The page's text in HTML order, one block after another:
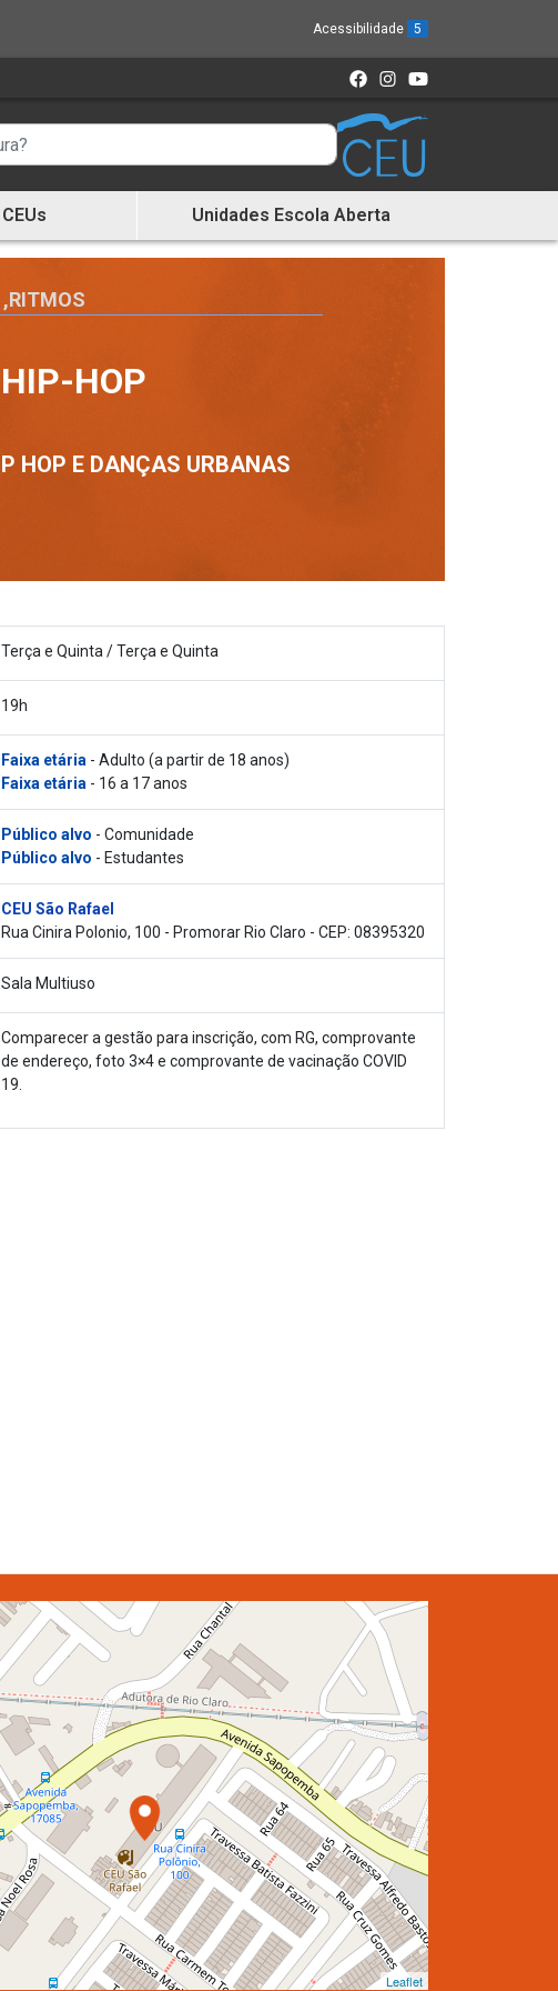
Acessibilidade 5
Unidades Escola Aberta
,RITMOS
HOP
HOP E DANÇAS URBANAS
Terça e Quinta / Terça e Quinta
19h
Faixa etária- Adulto (a partir de 18 anos)
Faixa etária- 16 a 17 anos
Público alvo - Comunidade
Público alvo - Estudantes
CEU São Rafael
Rua Cinira Polonio, 100 - Promorar Rio Claro - CEP: 08395320
Sala Multiuso
Comparecer a gestão para inscrição, com RG, comprovante
de endereço, foto 3×4 e comprovante de vacinação COVID
19.
Leaflet